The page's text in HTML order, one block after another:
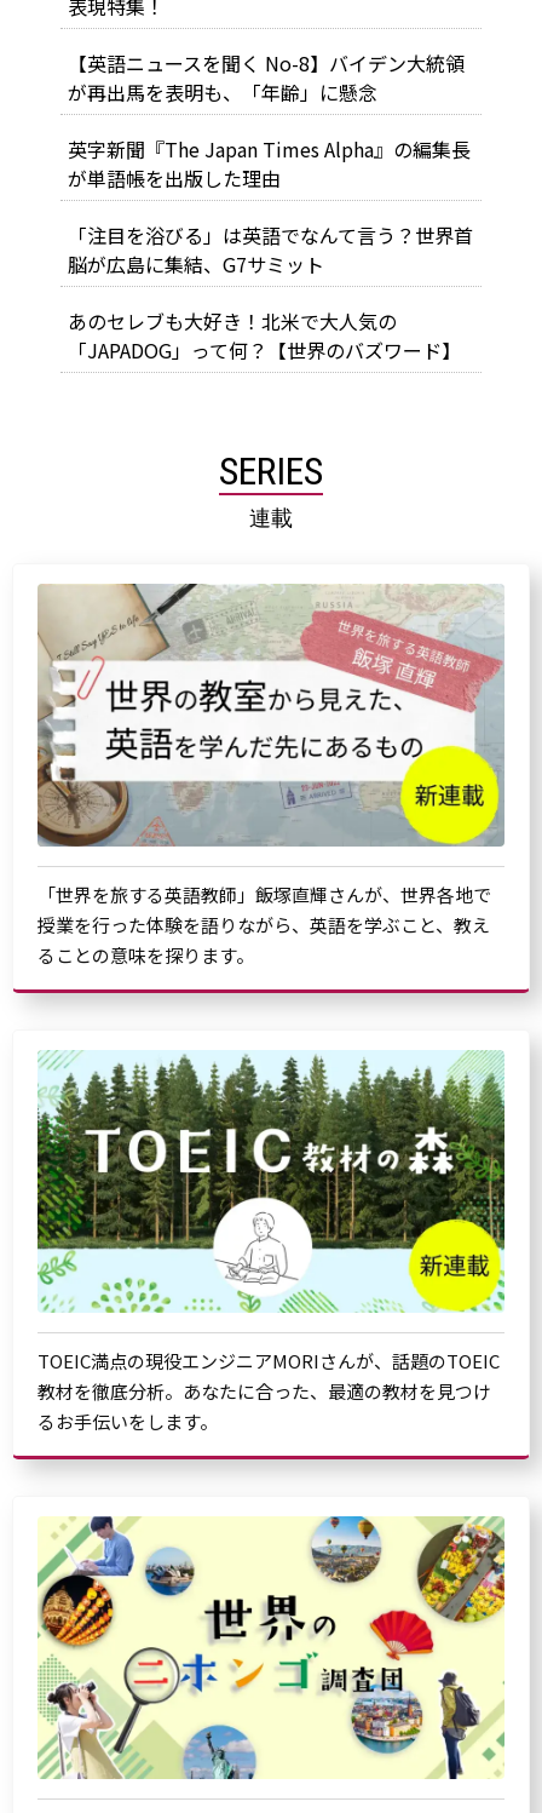
【英語ニュースを聞く No-8】バイデン大統領
が再出馬を表明も、「年齢」に懸念
英字新聞『The Japan Times Alpha』の編集長
が単語帳を出版した理由
「注目を浴びる」は英語でなんて言う？世界首
脳が広島に集結、G7サミット
あのセレブも大好き！北米で大人気の
「JAPADOG」って何？【世界のバズワード】
SERIES
連載
「世界を旅する英語教師」飯塚直輝さんが、世界各地で
授業を行った体験を語りながら、英語を学ぶこと、教え
ることの意味を探ります。
TOEIC満点の現役エンジニアMORIさんが、話題のTOEIC
教材を徹底分析。あなたに合った、最適の教材を見つけ
るお手伝いをします。